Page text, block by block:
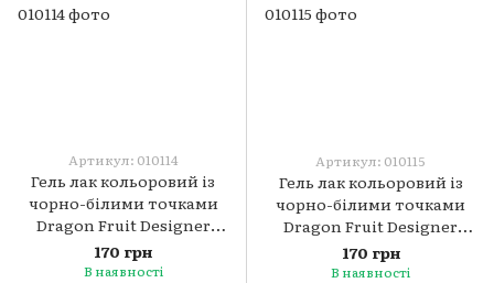
Артикул: 010114
Гель лак кольоровий із
чорно-білими точками
Dragon Fruit Designer
Professional 9мл. №504
170 грн
В наявності
Артикул: 010115
Гель лак кольоровий із
чорно-білими точками
Dragon Fruit Designer
Professional 9мл. №505
170 грн
В наявності